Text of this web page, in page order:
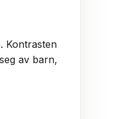
Kontrasten
av barn,